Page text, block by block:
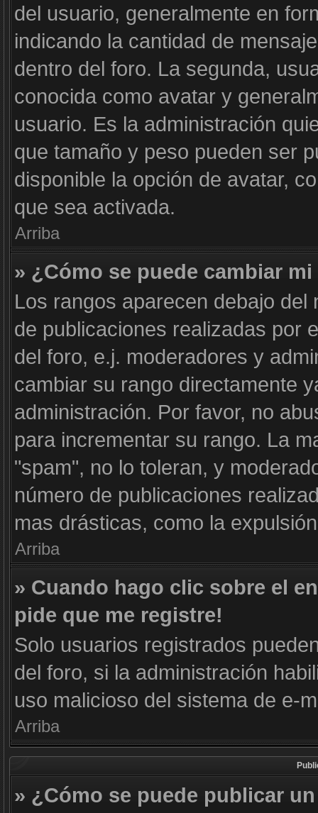
del usuario, generalmente en
indicando la cantidad de
dentro del foro. La segunda,
conocida como avatar y
usuario. Es la administración
que tamaño y peso pueden ser
disponible la opción de avatar,
que sea activada.
Arriba
» ¿Cómo se puede cambiar
Los rangos aparecen debajo
de publicaciones realizadas por
del foro, e.j. moderadores y
cambiar su rango directamente
administración. Por favor, no
para incrementar su rango. La
"spam", no lo toleran, y
número de publicaciones
mas drásticas, como la
Arriba
» Cuando hago clic sobre el
pide que me registre!
Solo usuarios registrados
del foro, si la administración
uso malicioso del sistema de e-
Arriba
» ¿Cómo se puede publicar